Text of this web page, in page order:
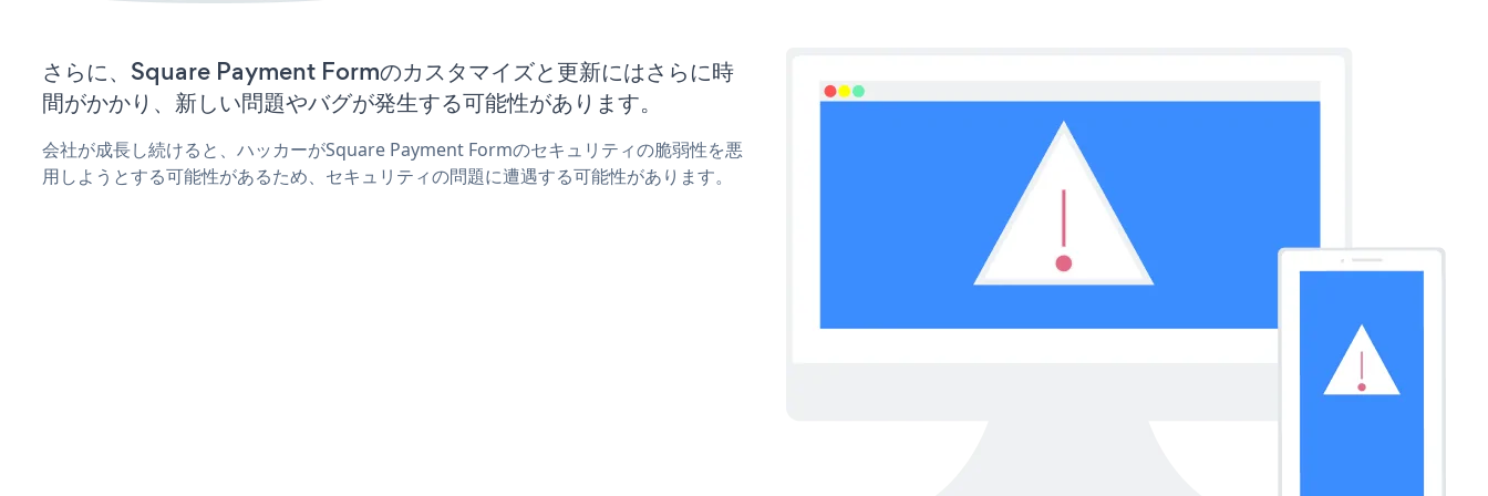
さらに、Square Payment Formのカスタマイズと更新にはさらに時
間がかかり、新しい問題やバグが発生する可能性があります。
会社が成長し続けると、ハッカーがSquare Payment Formのセキュリティの脆弱性を悪
用しようとする可能性があるため、セキュリティの問題に遭遇する可能性があります。